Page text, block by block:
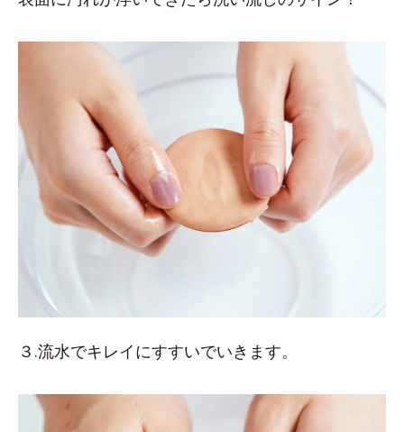
３.流水でキレイにすすいでいきます。